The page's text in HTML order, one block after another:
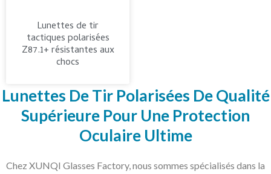
Lunettes de tir
tactiques polarisées
Z87.1+ résistantes aux
chocs
Lunettes De Tir Polarisées De Qualité
Supérieure Pour Une Protection
Oculaire Ultime
Chez XUNQI Glasses Factory, nous sommes spécialisés dans la